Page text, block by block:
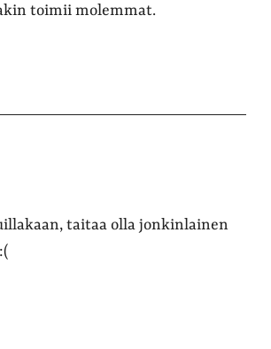
toimii molemmat.
taitaa olla jonkinlainen